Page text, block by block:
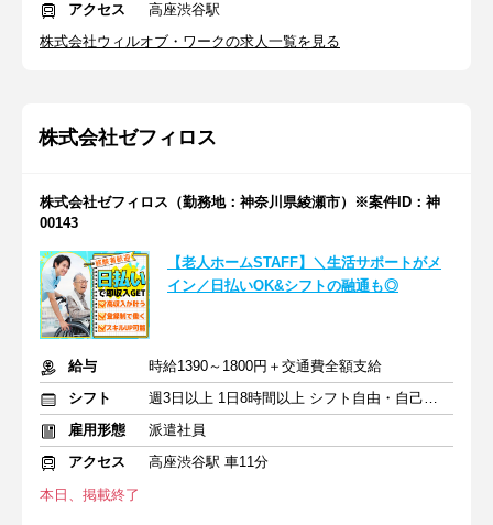
アクセス
高座渋谷駅
株式会社ウィルオブ・ワークの求人一覧を見る
株式会社ゼフィロス
株式会社ゼフィロス（勤務地：神奈川県綾瀬市）※案件ID：神
00143
【老人ホームSTAFF】＼生活サポートがメ
イン／日払いOK&シフトの融通も◎
給与
時給1390～1800円＋交通費全額支給
シフト
週3日以上 1日8時間以上 シフト自由・自己申告
雇用形態
派遣社員
アクセス
高座渋谷駅 車11分
本日、掲載終了